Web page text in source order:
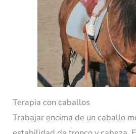
Terapia con caballos
Trabajar encima de un caballo